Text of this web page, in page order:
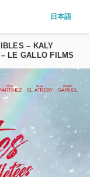
日本語
– KALY
LE GALLO FILMS